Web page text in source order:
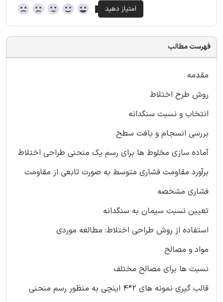
فهرست مطالب
مقدمه
روش طرح اختلاط
انتخاب و نسبت سنگدانه
بررسی انسجام و بافت سطح
آماده سازی مخلوط ها برای رسم یک منحنی طراحی اختلاط
برآورد مقاومت فشاری متوسط به صورت تابعی از مقاومت
فشاری مشخصه
تعیین نسبت سیمان به سنگدانه
استفاده از روش طراحی اختلاط: مطالعه موردی
مواد و مصالح
نسبت ها برای مصالح مختلف
قالب گیری نمونه های 2*4 اینچی به منظور رسم منحنی